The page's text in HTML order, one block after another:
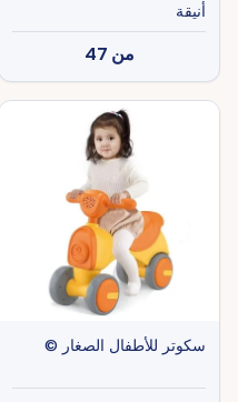
أنيقة
من 47
سكوتر للأطفال الصغار ©